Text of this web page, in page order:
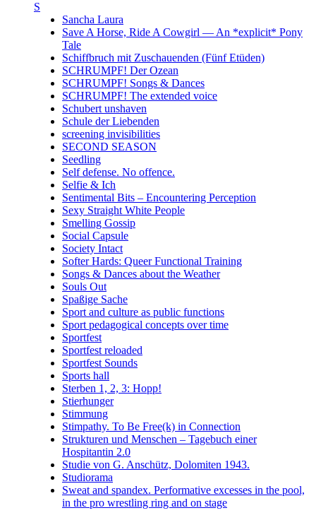
S
Sancha Laura
Save A Horse, Ride A Cowgirl — An *explicit* Pony
Tale
Schiffbruch mit Zuschauenden (Fünf Etüden)
SCHRUMPF! Der Ozean
SCHRUMPF! Songs & Dances
SCHRUMPF! The extended voice
Schubert unshaven
Schule der Liebenden
screening invisibilities
SECOND SEASON
Seedling
Self defense. No offence.
Selfie & Ich
Sentimental Bits – Encountering Perception
Sexy Straight White People
Smelling Gossip
Social Capsule
Society Intact
Softer Hards: Queer Functional Training
Songs & Dances about the Weather
Souls Out
Spaßige Sache
Sport and culture as public functions
Sport pedagogical concepts over time
Sportfest
Sportfest reloaded
Sportfest Sounds
Sports hall
Sterben 1, 2, 3: Hopp!
Stierhunger
Stimmung
Stimpathy. To Be Free(k) in Connection
Strukturen und Menschen – Tagebuch einer
Hospitantin 2.0
Studie von G. Anschütz, Dolomiten 1943.
Studiorama
Sweat and spandex. Performative excesses in the pool,
in the pro wrestling ring and on stage